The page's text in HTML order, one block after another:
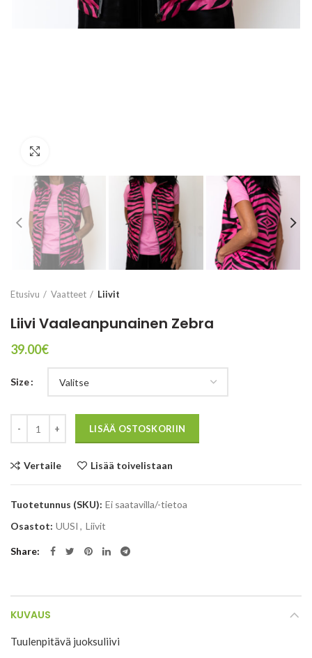
Etusivu Vaatteet Liivit
Liivi Vaaleanpunainen Zebra
39.00€
Size
LISÄÄ OSTOSKORIIN
Vertaile Lisää toivelistaan
Tuotetunnus (SKU): Ei saatavilla/-tietoa
Osastot: UUSI , Liivit
Share
KUVAUS
Tuulenpitävä juoksuliivi